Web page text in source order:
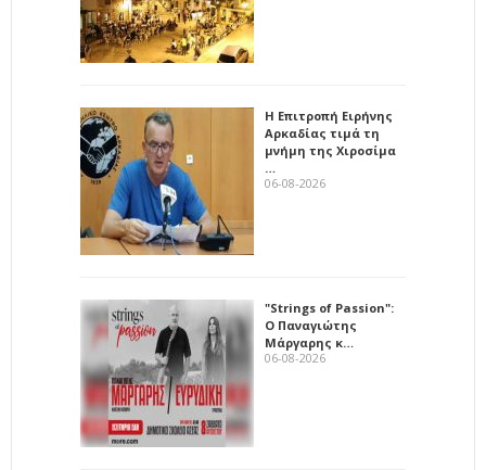
Η Επιτροπή Ειρήνης
Αρκαδίας τιμά τη
μνήμη της Χιροσίμα
…
06-08-2026
"Strings of Passion":
Ο Παναγιώτης
Μάργαρης κ…
06-08-2026